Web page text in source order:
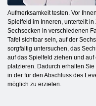
Aufmerksamkeit testen. Vor
Spielfeld im Inneren, unterteilt
Sechsecken in verschiedenen
Tafel sichtbar sein, auf der
sorgfältig untersuchen, das
auf das Spielfeld ziehen und
platzieren. Dadurch erhalten
in der für den Abschluss des
möglich zu erzielen.